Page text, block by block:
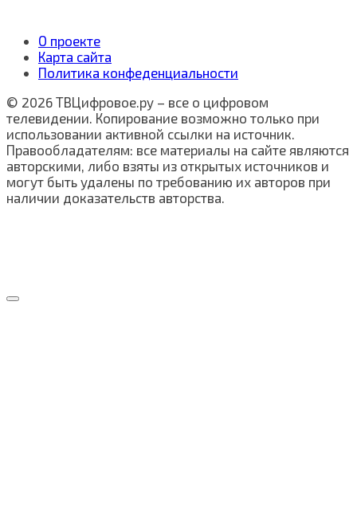
О проекте
Карта сайта
Политика конфеденциальности
© 2026 ТВЦифровое.ру – все о цифровом
телевидении. Копирование возможно только при
использовании активной ссылки на источник.
Правообладателям: все материалы на сайте являются
авторскими, либо взяты из открытых источников и
могут быть удалены по требованию их авторов при
наличии доказательств авторства.